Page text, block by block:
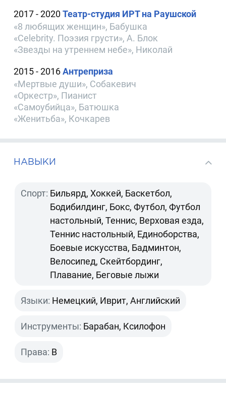
2017 - 2020Театр-студия ИРТ на Раушской
«8 любящих женщин», Бабушка
«Celebrity. Поэзия грусти», А. Блок
«Звезды на утреннем небе», Николай
2015 - 2016Антреприза
«Мертвые души», Собакевич
«Оркестр», Пианист
«Самоубийца», Батюшка
«Женитьба», Кочкарев
НАВЫКИ
Спорт: Бильярд, Хоккей, Баскетбол,
Бодибилдинг, Бокс, Футбол, Футбол
настольный, Теннис, Верховая езда,
Теннис настольный, Единоборства,
Боевые искусства, Бадминтон,
Велосипед, Скейтбординг,
Плавание, Беговые лыжи
Языки: Немецкий, Иврит, Английский
Инструменты: Барабан, Ксилофон
Права: B